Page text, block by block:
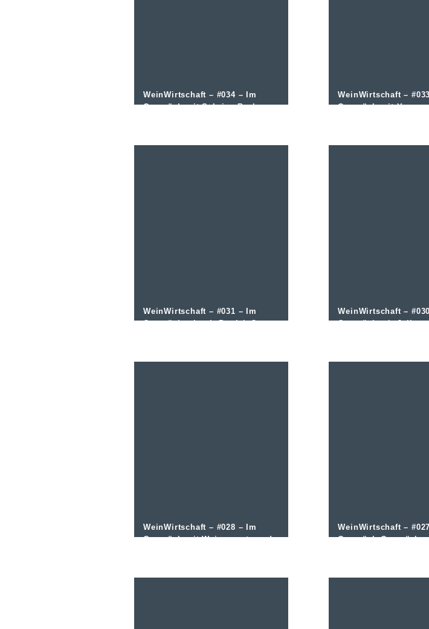
WeinWirtschaft – #034 – Im
Gespräch mit Sabrina Becker
WeinWirtschaft –
Gespräch mit
WeinWirtschaft – #031 – Im
Gespräch mit mit Patrick Ott
WeinWirtschaft –
Gespräch mit
WeinWirtschaft – #028 – Im
Gespräch mit Weinexperte und
WeinWirtschaft –
Gespräch Gespräch